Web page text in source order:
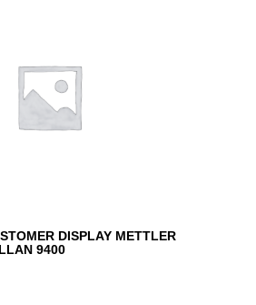
DISPLAY METTLER
9400